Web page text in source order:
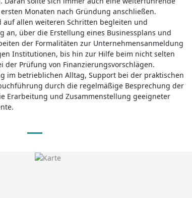
Monaten nach Gründung anschließen.
auf allen weiteren Schritten begleiten und
an, über die Erstellung eines Businessplans und
der Formalitäten zur Unternehmensanmeldung
Institutionen, bis hin zur Hilfe beim nicht selten
der Prüfung von Finanzierungsvorschlägen.
im betrieblichen Alltag, Support bei der praktischen
durch die regelmäßige Besprechung der
Erarbeitung und Zusammenstellung geeigneter